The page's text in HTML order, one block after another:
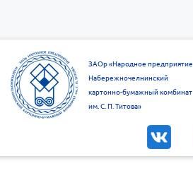
ЗАОр «Народное предприятие
Набережночелнинский
картонно-бумажный комбинат
им. С. П. Титова»